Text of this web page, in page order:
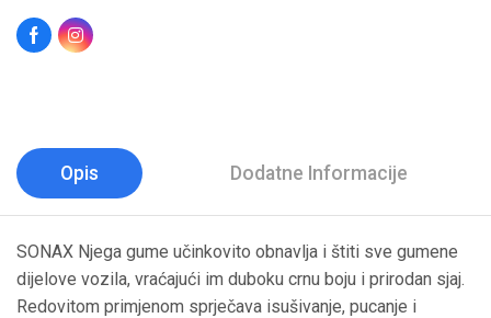
Opis Dodatne Informacije
SONAX Njega gume učinkovito obnavlja i štiti sve gumene
dijelove vozila, vraćajući im duboku crnu boju i prirodan sjaj.
Redovitom primjenom sprječava isušivanje, pucanje i